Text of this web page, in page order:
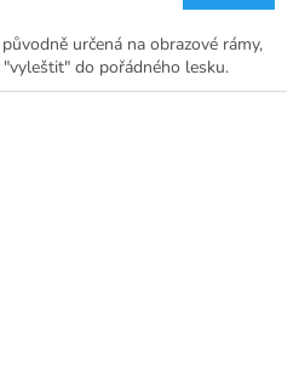
určená na obrazové rámy,
do pořádného lesku.